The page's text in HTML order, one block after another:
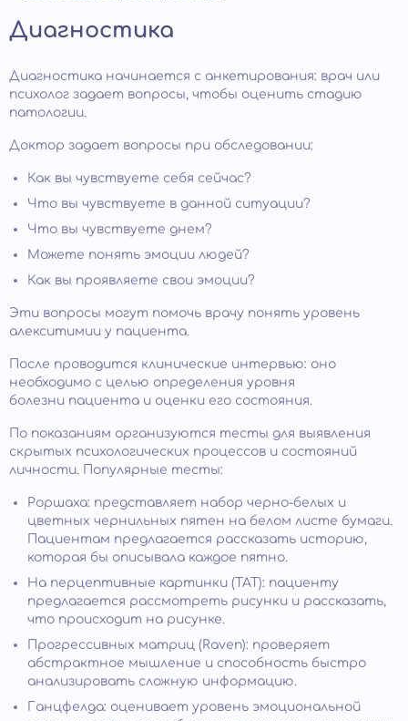
Диагностика
Диагностика начинается с анкетирования: врач или
психолог задает вопросы, чтобы оценить стадию
патологии.
Доктор задает вопросы при обследовании:
Как вы чувствуете себя сейчас?
Что вы чувствуете в данной ситуации?
Что вы чувствуете днем?
Можете понять эмоции людей?
Как вы проявляете свои эмоции?
Эти вопросы могут помочь врачу понять уровень
алекситимии у пациента.
После проводится клинические интервью: оно
необходимо с целью определения уровня
болезни пациента и оценки его состояния.
По показаниям организуются тесты для выявления
скрытых психологических процессов и состояний
личности. Популярные тесты:
Роршаха: представляет набор черно-белых и
цветных чернильных пятен на белом листе бумаги.
Пациентам предлагается рассказать историю,
которая бы описывала каждое пятно.
На перцептивные картинки (TAT): пациенту
предлагается рассмотреть рисунки и рассказать,
что происходит на рисунке.
Прогрессивных матриц (Raven): проверяет
абстрактное мышление и способность быстро
анализировать сложную информацию.
Ганцфелда: оценивает уровень эмоциональной